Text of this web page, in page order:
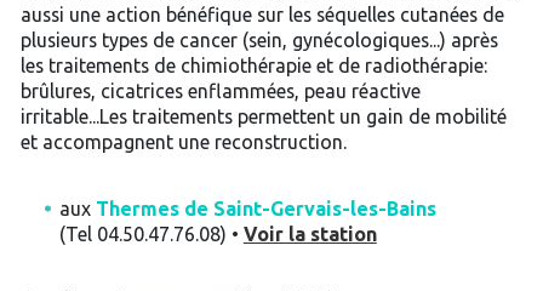
aussi une action bénéfique sur les séquelles cutanées de
plusieurs types de cancer (sein, gynécologiques...) après
les traitements de chimiothérapie et de radiothérapie:
brûlures, cicatrices enflammées, peau réactive
irritable...Les traitements permettent un gain de mobilité
et accompagnent une reconstruction.
aux Thermes de Saint-Gervais-les-Bains
(Tel 04.50.47.76.08) • Voir la station